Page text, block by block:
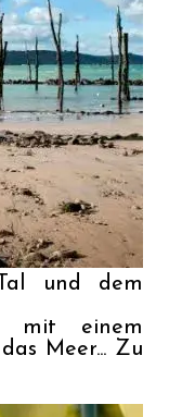
und dem
mit einem
Meer... Zu